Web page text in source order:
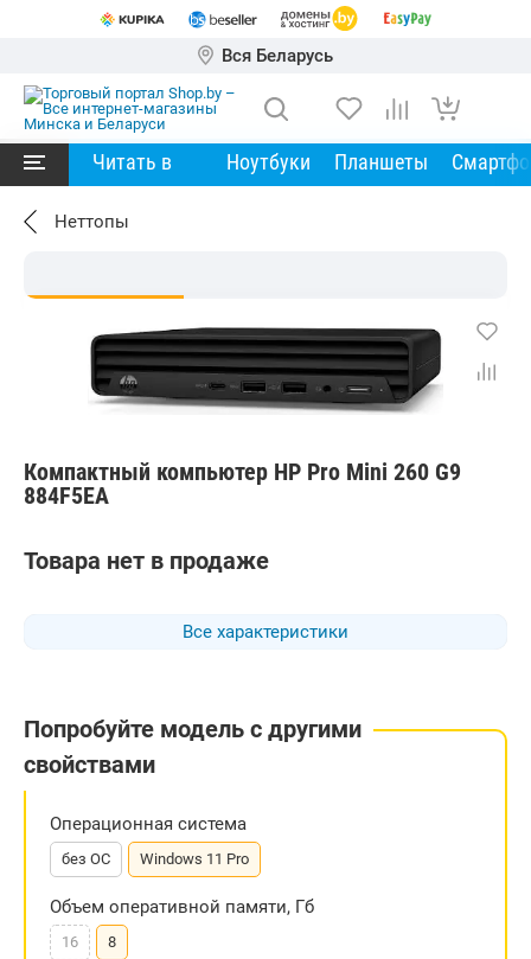
Вся Беларусь
Читать в Ноутбуки Планшеты
Неттопы
Компактный компьютер HP Pro Mini 260 G9
884F5EA
Все характеристики
Товара нет в продаже
Попробуйте модель с другими
свойствами
Операционная система
без ОС Windows 11 Pro
Объем оперативной памяти, Гб
16 8